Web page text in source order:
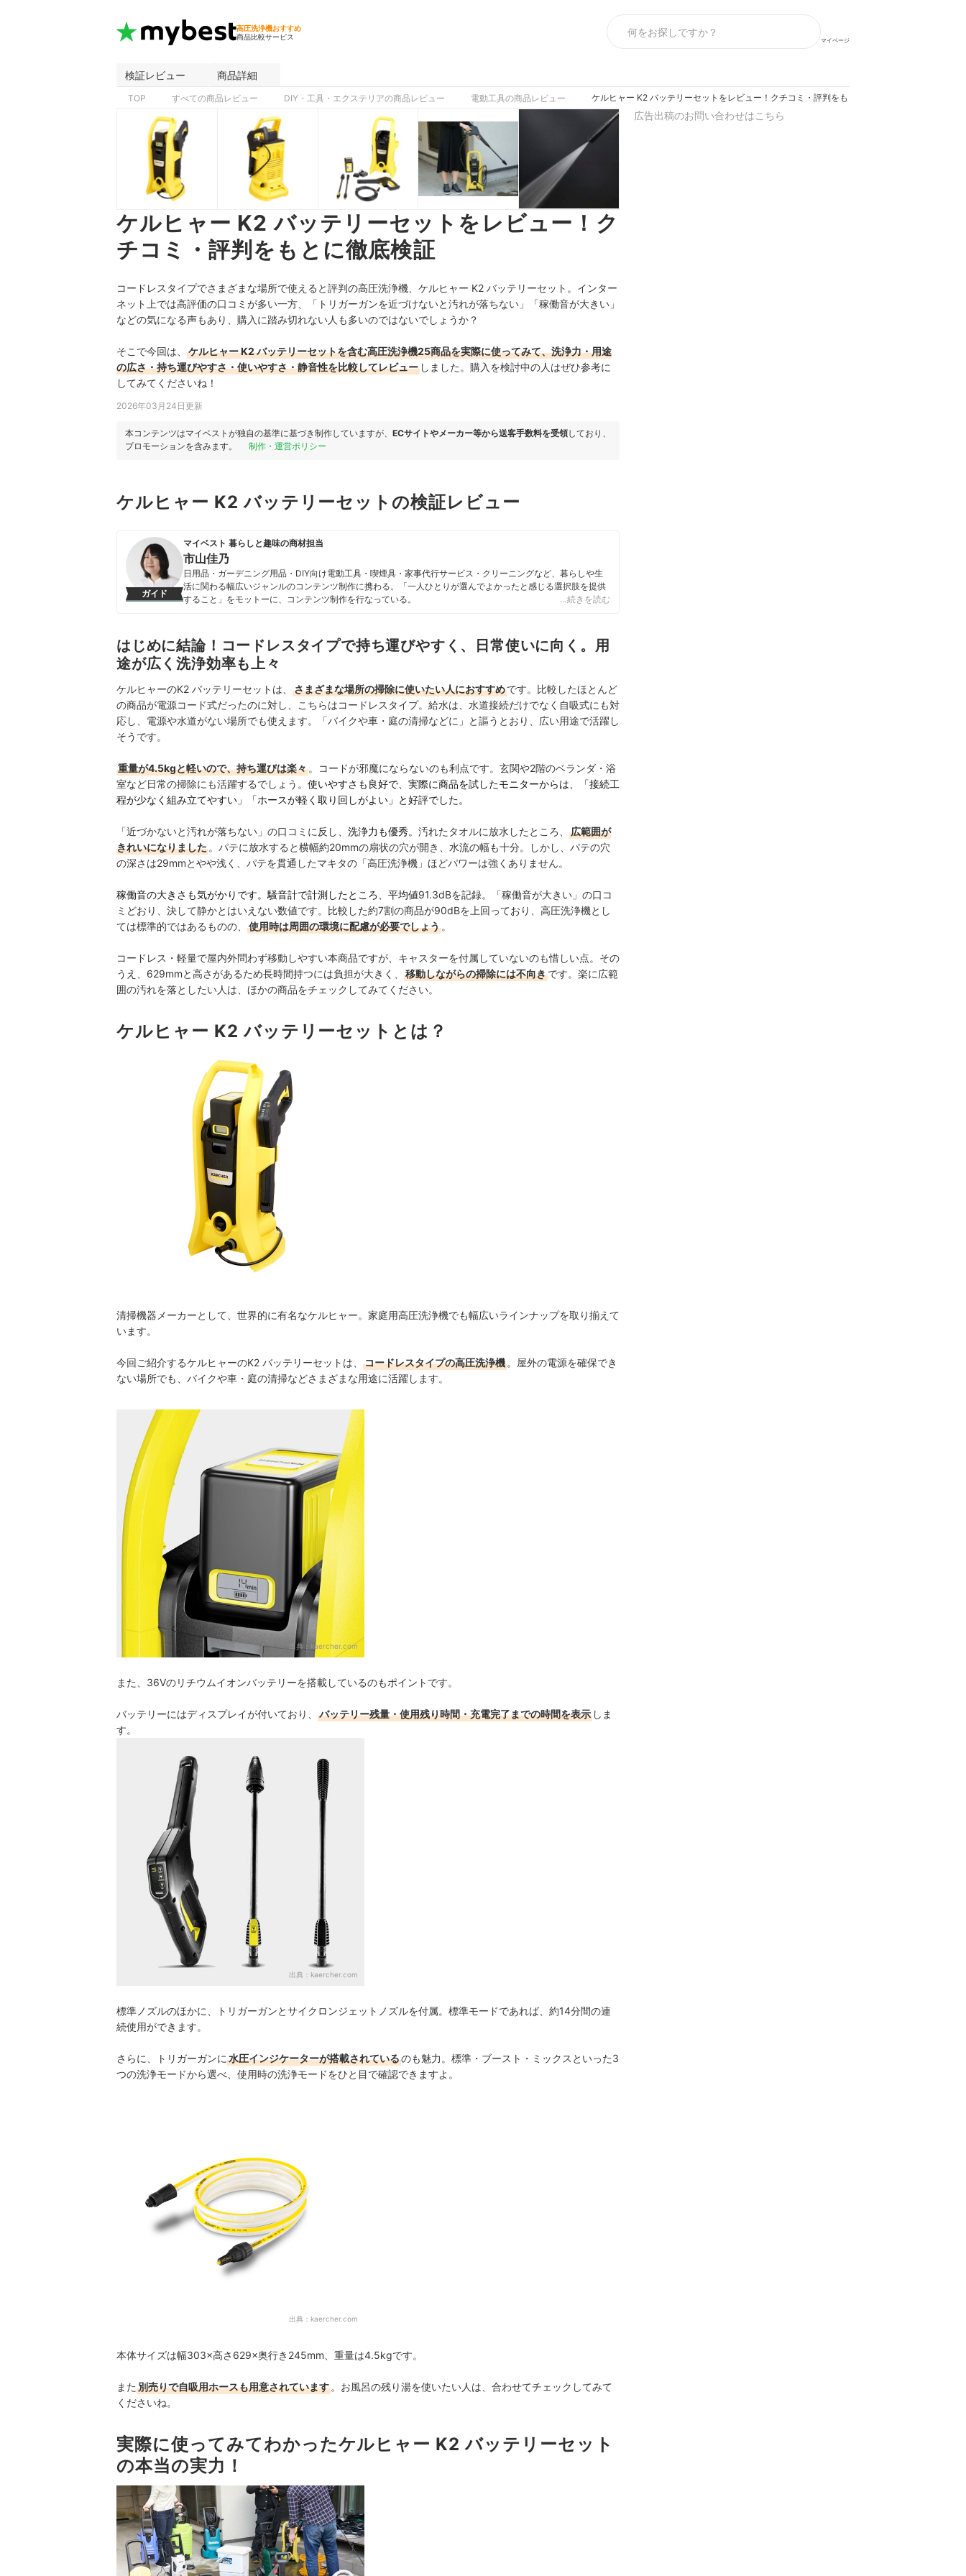
高圧洗浄機おすすめ
商品比較サービス
マイページ
検証レビュー 商品詳細
TOP すべての商品レビュー DIY・工具・エクステリアの商品レビュー 電動工具の商品レビュー ケルヒャー K2 バッテリーセットをレビュー！クチコミ・評判をもとに徹底検証
ケルヒャー K2 バッテリーセットをレビュー！ク
チコミ・評判をもとに徹底検証
コードレスタイプでさまざまな場所で使えると評判の高圧洗浄機、ケルヒャー K2 バッテリーセット。インター
ネット上では高評価の口コミが多い一方、「トリガーガンを近づけないと汚れが落ちない」「稼働音が大きい」
などの気になる声もあり、購入に踏み切れない人も多いのではないでしょうか？
そこで今回は、
ケルヒャー K2 バッテリーセットを含む高圧洗浄機25商品を実際に使ってみて、洗浄力・用途
の広さ・持ち運びやすさ・使いやすさ・静音性を比較してレビュー しました。購入を検討中の人はぜひ参考に
してみてくださいね！
2026年03月24日更新
本コンテンツはマイベストが独自の基準に基づき制作していますが、 ECサイトやメーカー等から送客手数料を受領しており、
プロモーションを含みます。
制作・運営ポリシー
ケルヒャー K2 バッテリーセットの検証レビュー
ガイド
マイベスト 暮らしと趣味の商材担当
市山佳乃
日用品・ガーデニング用品・DIY向け電動工具・喫煙具・家事代行サービス・クリーニングなど、暮らしや生
活に関わる幅広いジャンルのコンテンツ制作に携わる。「一人ひとりが選んでよかったと感じる選択肢を提供
すること」をモットーに、コンテンツ制作を行なっている。
…続きを読む
はじめに結論！コードレスタイプで持ち運びやすく、日常使いに向く。用
途が広く洗浄効率も上々
ケルヒャーのK2 バッテリーセットは、 さまざまな場所の掃除に使いたい人におすすめです。比較したほとんど
の商品が電源コード式だったのに対し、こちらはコードレスタイプ。給水は、水道接続だけでなく自吸式にも対
応し、電源や水道がない場所でも使えます。「バイクや車・庭の清掃などに」と謳うとおり、広い用途で活躍し
そうです。
重量が4.5kgと軽いので、持ち運びは楽々 。コードが邪魔にならないのも利点です。玄関や2階のベランダ・浴
室など日常の掃除にも活躍するでしょう。 使いやすさも良好で、実際に商品を試したモニターからは、「接続工
程が少なく組み立てやすい」「ホースが軽く取り回しがよい」と好評でした。
「近づかないと汚れが落ちない」の口コミに反し、 洗浄力も優秀。 汚れたタオルに放水したところ、
広範囲が
きれいになりました 。パテに放水すると横幅約20mmの扇状の穴が開き、水流の幅も十分。しかし、パテの穴
の深さは29mmとやや浅く、パテを貫通したマキタの「高圧洗浄機」ほどパワーは強くありません。
稼働音の大きさも気がかりです。騒音計で計測したところ、平均値91.3dBを記録。「稼働音が大きい」の口コ
ミどおり、決して静かとはいえない数値です。比較した約7割の商品が90dBを上回っており、高圧洗浄機とし
ては標準的ではあるものの、
使用時は周囲の環境に配慮が必要でしょう 。
コードレス・軽量で屋内外問わず移動しやすい本商品ですが、キャスターを付属していないのも惜しい点。その
うえ、629mmと高さがあるため長時間持つには負担が大きく、
移動しながらの掃除には不向きです。楽に広範
囲の汚れを落としたい人は、ほかの商品をチェックしてみてください。
ケルヒャー K2 バッテリーセットとは？
清掃機器メーカーとして、世界的に有名なケルヒャー。家庭用高圧洗浄機でも幅広いラインナップを取り揃えて
います。
今回ご紹介するケルヒャーのK2 バッテリーセットは、 コードレスタイプの高圧洗浄機 。屋外の電源を確保でき
ない場所でも、バイクや車・庭の清掃などさまざまな用途に活躍します。
出典： kaercher.com
また、36Vのリチウムイオンバッテリーを搭載しているのもポイントです。
バッテリーにはディスプレイが付いており、 バッテリー残量・使用残り時間・充電完了までの時間を表示 しま
す。
出典： kaercher.com
標準ノズルのほかに、トリガーガンとサイクロンジェットノズルを付属。標準モードであれば、約14分間の連
続使用ができます。
さらに、トリガーガンに 水圧インジケーターが搭載されているのも魅力。標準・ブースト・ミックスといった3
つの洗浄モードから選べ、使用時の洗浄モードをひと目で確認できますよ。
出典： kaercher.com
本体サイズは幅303×高さ629×奥行き245mm、重量は4.5kgです。
また 別売りで自吸用ホースも用意されています 。お風呂の残り湯を使いたい人は、合わせてチェックしてみて
くださいね。
実際に使ってみてわかったケルヒャー K2 バッテリーセット
の本当の実力！
広告出稿のお問い合わせはこちら